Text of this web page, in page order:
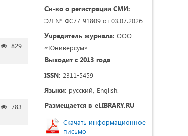
829
783
Св-во о регистрации СМИ:
ЭЛ № ФС77-91809 от 03.07.2026
Учредитель журнала: ООО
«Юниверсум»
Выходит с 2013 года
ISSN: 2311-5459
Языки: русский, English.
Размещается в eLIBRARY.RU
Скачать информационное
письмо